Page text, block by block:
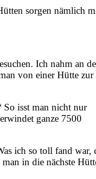
sorgen nämlich
Ich nahm an
von einer Hütte zur
So isst man nicht nur
ganze 7500
ich so toll fand war,
in die nächste